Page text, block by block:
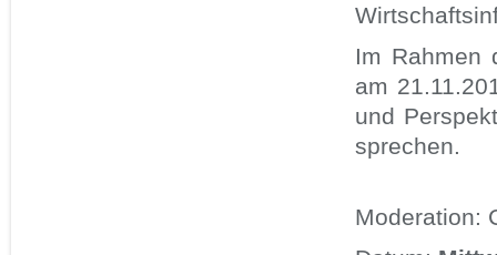
Im Rahmen
am
und
sprechen.
Moderation: